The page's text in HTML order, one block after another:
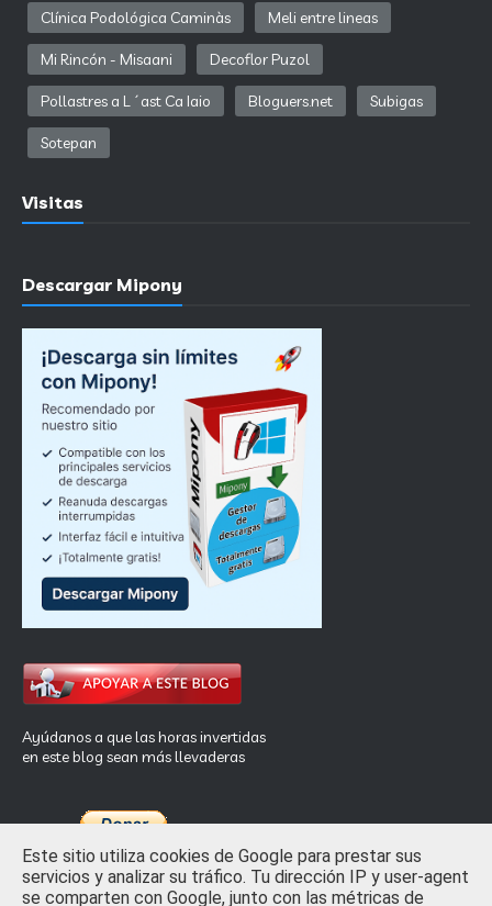
Clínica Podológica Caminàs Meli entre lineas
Mi Rincón - Misaani Decoflor Puzol
Pollastres a L´ast Ca Iaio Bloguers.net Subigas
Sotepan
Visitas
Descargar Mipony
Ayúdanos a que las horas invertidas
en este blog sean más llevaderas
Este sitio utiliza cookies de Google para prestar sus
servicios y analizar su tráfico. Tu dirección IP y user-agent
se comparten con Google, junto con las métricas de